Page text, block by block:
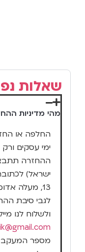
שאלות
מהי מדיניות
ימי עסקים
ישראל)
13, מעלה
לגבי סיבת
ולשלוח לנו
מספר המעקב